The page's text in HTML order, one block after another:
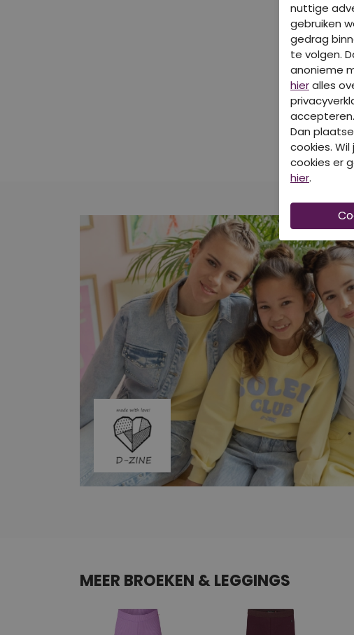
MEER BROEKEN & LEGGINGS
nuttige
gebruiken
gedrag
te volgen.
anonieme
hieralles
Dan
cookies.
cookies er
hier.